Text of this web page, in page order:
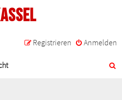
Anmelden
Registrieren